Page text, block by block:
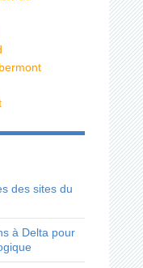
des sites du
à Delta pour